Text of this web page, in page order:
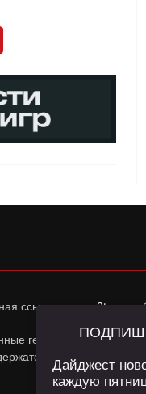
ссылка наapp2top.ru
геолокации
в
Политике
Дайджест
каждую